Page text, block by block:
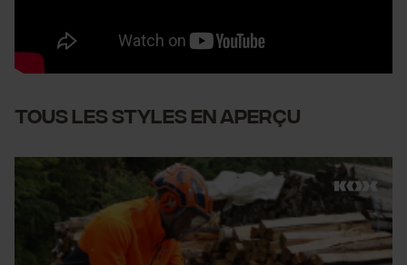
Tous les styles en aperçu